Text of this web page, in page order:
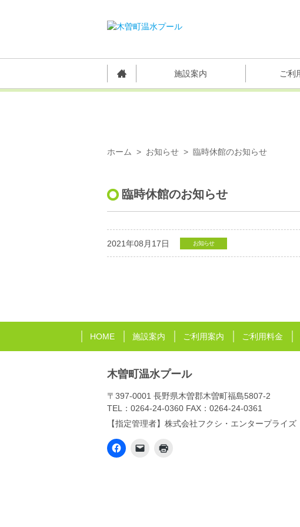
施設案内 ご利
ホーム お知らせ 臨時休館のお知らせ
臨時休館のお知らせ
2021年08月17日 お知らせ
HOME 施設案内 ご利用案内 ご利用料金
木曽町温水プール
〒397-0001 長野県木曽郡木曽町福島5807-2
TEL： 0264-24-0360 FAX：0264-24-0361
【指定管理者】 株式会社フクシ・エンタープライズ